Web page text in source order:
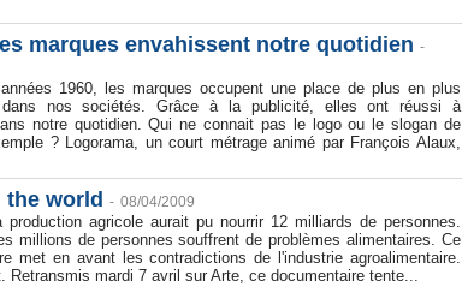
marques envahissent notre quotidien -
1960, les marques occupent une place de plus en plus
dans nos sociétés. Grâce à la publicité, elles ont réussi à
notre quotidien. Qui ne connait pas le logo ou le slogan de
? Logorama, un court métrage animé par François Alaux,
the world - 08/04/2009
production agricole aurait pu nourrir 12 milliards de personnes.
millions de personnes souffrent de problèmes alimentaires. Ce
met en avant les contradictions de l'industrie agroalimentaire.
Retransmis mardi 7 avril sur Arte, ce documentaire tente...